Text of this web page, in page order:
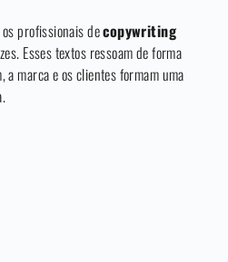
profissionais decopywriting
Esses textos ressoam de forma
marca e os clientes formam uma